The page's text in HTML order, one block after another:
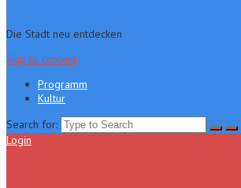
Die Stadt neu entdecken
Skip to content
Programm
Kultur
Search for:
Login